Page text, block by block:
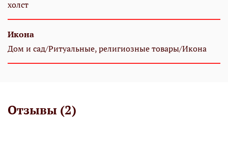
холст
Икона
Дом и сад/Ритуальные, религиозные товары/Икона
Отзывы (2)